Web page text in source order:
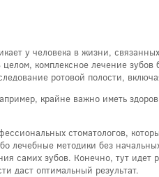
у человека в жизни,
комплексное лечение зубов
ротовой полости,
крайне важно иметь
стоматологов,
лечебные методики без
самих зубов. Конечно, тут идет
даст оптимальный результат.